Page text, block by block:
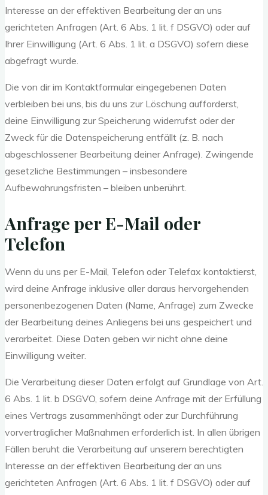
Interesse an der effektiven Bearbeitung der an uns
gerichteten Anfragen (Art. 6 Abs. 1 lit. f DSGVO) oder auf
Ihrer Einwilligung (Art. 6 Abs. 1 lit. a DSGVO) sofern diese
abgefragt wurde.
Die von dir im Kontaktformular eingegebenen Daten
verbleiben bei uns, bis du uns zur Löschung aufforderst,
deine Einwilligung zur Speicherung widerrufst oder der
Zweck für die Datenspeicherung entfällt (z. B. nach
abgeschlossener Bearbeitung deiner Anfrage). Zwingende
gesetzliche Bestimmungen – insbesondere
Aufbewahrungsfristen – bleiben unberührt.
Anfrage per E-Mail oder
Telefon
Wenn du uns per E-Mail, Telefon oder Telefax kontaktierst,
wird deine Anfrage inklusive aller daraus hervorgehenden
personenbezogenen Daten (Name, Anfrage) zum Zwecke
der Bearbeitung deines Anliegens bei uns gespeichert und
verarbeitet. Diese Daten geben wir nicht ohne deine
Einwilligung weiter.
Die Verarbeitung dieser Daten erfolgt auf Grundlage von Art.
6 Abs. 1 lit. b DSGVO, sofern deine Anfrage mit der Erfüllung
eines Vertrags zusammenhängt oder zur Durchführung
vorvertraglicher Maßnahmen erforderlich ist. In allen übrigen
Fällen beruht die Verarbeitung auf unserem berechtigten
Interesse an der effektiven Bearbeitung der an uns
gerichteten Anfragen (Art. 6 Abs. 1 lit. f DSGVO) oder auf